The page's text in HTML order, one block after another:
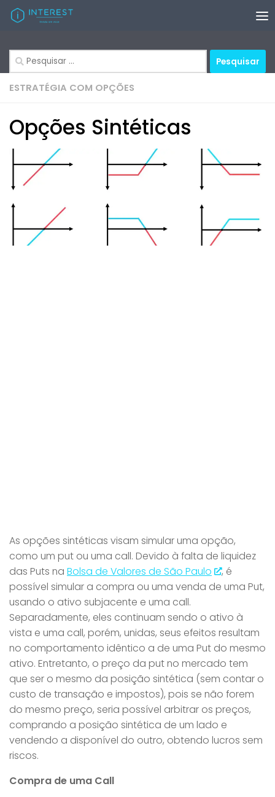
Skip to content
por:
ESTRATÉGIA COM OPÇÕES
Opções Sintéticas
As opções sintéticas visam simular uma opção,
como um put ou uma call. Devido à falta de liquidez
das Puts na Bolsa de Valores de São Paulo
, é
possível simular a compra ou uma venda de uma Put,
usando o ativo subjacente e uma call.
Separadamente, eles continuam sendo o ativo à
vista e uma call, porém, unidas, seus efeitos resultam
no comportamento idêntico a de uma Put do mesmo
ativo. Entretanto, o preço da put no mercado tem
que ser o mesmo da posição sintética (sem contar o
custo de transação e impostos), pois se não forem
do mesmo preço, seria possível arbitrar os preços,
comprando a posição sintética de um lado e
vendendo a disponível do outro, obtendo lucros sem
riscos.
Compra de uma Call